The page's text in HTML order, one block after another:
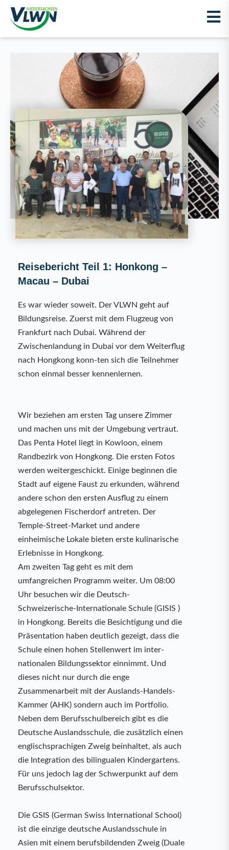
Reisebericht Teil 1: Honkong –
Macau – Dubai
Es war wieder soweit. Der VLWN geht auf
Bildungsreise. Zuerst mit dem Flugzeug von
Frankfurt nach Dubai. Während der
Zwischenlandung in Dubai vor dem Weiterflug
nach Hongkong konn-ten sich die Teilnehmer
schon einmal besser kennenlernen.
Wir beziehen am ersten Tag unsere Zimmer
und machen uns mit der Umgebung vertraut.
Das Penta Hotel liegt in Kowloon, einem
Randbezirk von Hongkong. Die ersten Fotos
werden weitergeschickt. Einige beginnen die
Stadt auf eigene Faust zu erkunden, während
andere schon den ersten Ausflug zu einem
abgelegenen Fischerdorf antreten. Der
Temple-Street-Market und andere
einheimische Lokale bieten erste kulinarische
Erlebnisse in Hongkong.
Am zweiten Tag geht es mit dem
umfangreichen Programm weiter. Um 08:00
Uhr besuchen wir die Deutsch-
Schweizerische-Internationale Schule (GISIS )
in Hongkong. Bereits die Besichtigung und die
Präsentation haben deutlich gezeigt, dass die
Schule einen hohen Stellenwert im inter-
nationalen Bildungssektor einnimmt. Und
dieses nicht nur durch die enge
Zusammenarbeit mit der Auslands-Handels-
Kammer (AHK) sondern auch im Portfolio.
Neben dem Berufsschulbereich gibt es die
Deutsche Auslandsschule, die zusätzlich einen
englischsprachigen Zweig beinhaltet, als auch
die Integration des bilingualen Kindergartens.
Für uns jedoch lag der Schwerpunkt auf dem
Berufsschulsektor.
Die GSIS (German Swiss International School)
ist die einzige deutsche Auslandsschule in
Asien mit einem berufsbildenden Zweig (Duale